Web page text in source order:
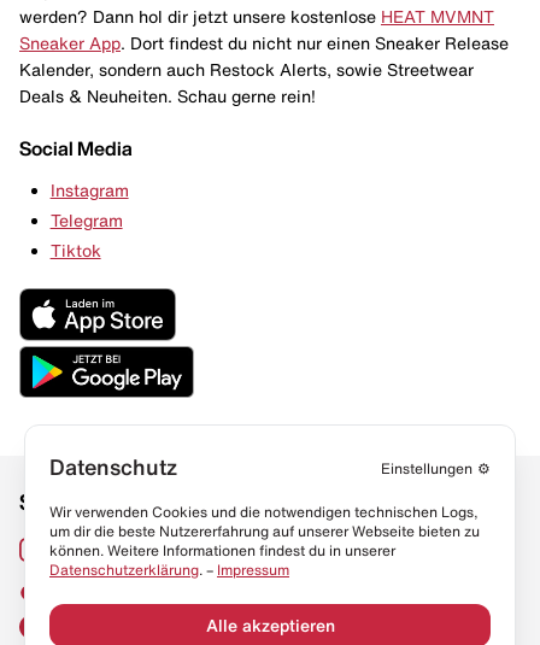
werden? Dann hol dir jetzt unsere kostenlose HEAT MVMNT
Sneaker App . Dort findest du nicht nur einen Sneaker Release
Kalender, sondern auch Restock Alerts, sowie Streetwear
Deals & Neuheiten. Schau gerne rein!
Social Media
Instagram
Telegram
Tiktok
Social Media
Instagram
Links
Sneaker Lexikon
Resell Guide
Datenschutz Einstellungen ⚙️
Wir verwenden Cookies und die notwendigen technischen Logs,
um dir die beste Nutzererfahrung auf unserer Webseite bieten zu
können. Weitere Informationen findest du in unserer
Datenschutzerklärung. – Impressum
Alle akzeptieren